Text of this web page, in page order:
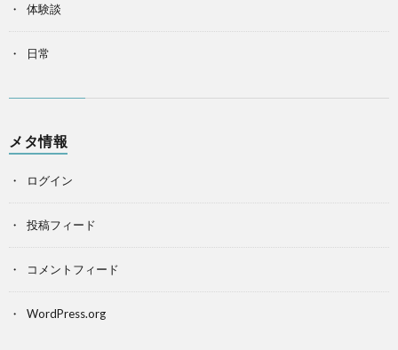
体験談
日常
メタ情報
ログイン
投稿フィード
コメントフィード
WordPress.org